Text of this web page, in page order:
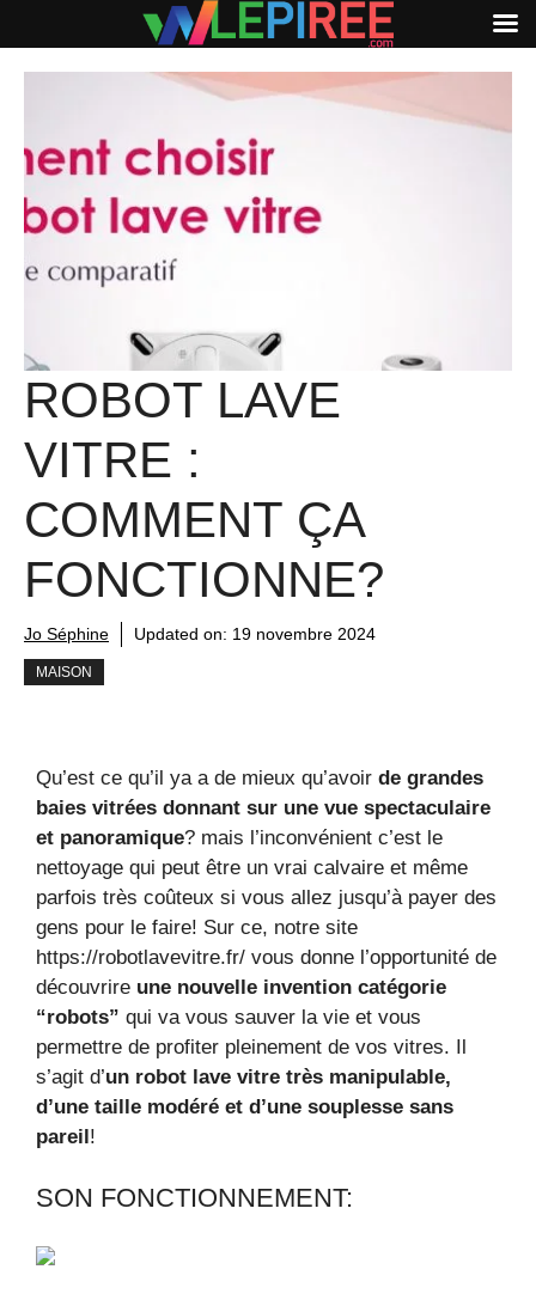
ROBOT LAVE
VITRE :
COMMENT ÇA
FONCTIONNE?
Jo Séphine Updated on: 19 novembre 2024
MAISON
Qu’est ce qu’il ya a de mieux qu’avoir de grandes
baies vitrées donnant sur une vue spectaculaire
et panoramique? mais l’inconvénient c’est le
nettoyage qui peut être un vrai calvaire et même
parfois très coûteux si vous allez jusqu’à payer des
gens pour le faire! Sur ce, notre site
https://robotlavevitre.fr/ vous donne l’opportunité de
découvrire une nouvelle invention catégorie
“robots” qui va vous sauver la vie et vous
permettre de profiter pleinement de vos vitres. Il
s’agit d’un robot lave vitre très manipulable,
d’une taille modéré et d’une souplesse sans
pareil!
SON FONCTIONNEMENT: